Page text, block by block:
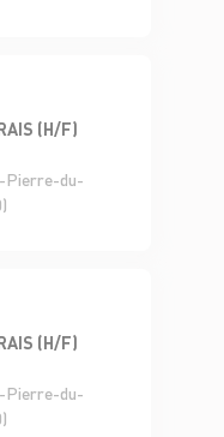
(H/F)
Pierre-du-
(H/F)
Pierre-du-